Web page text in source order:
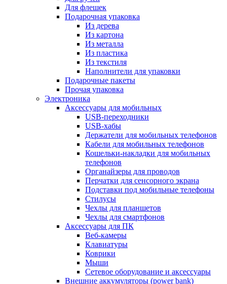
Для флешек
Подарочная упаковка
Из дерева
Из картона
Из металла
Из пластика
Из текстиля
Наполнители для упаковки
Подарочные пакеты
Прочая упаковка
Электроника
Аксессуары для мобильных
USB-переходники
USB-хабы
Держатели для мобильных телефонов
Кабели для мобильных телефонов
Кошельки-накладки для мобильных
телефонов
Органайзеры для проводов
Перчатки для сенсорного экрана
Подставки под мобильные телефоны
Стилусы
Чехлы для планшетов
Чехлы для смартфонов
Аксессуары для ПК
Веб-камеры
Клавиатуры
Коврики
Мыши
Сетевое оборудование и аксессуары
Внешние аккумуляторы (power bank)